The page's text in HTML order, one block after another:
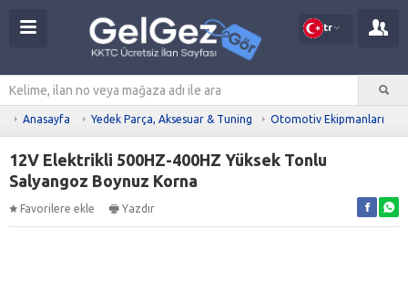
tr
Anasayfa Yedek Parça, Aksesuar & Tuning Otomotiv Ekipmanları
12V Elektrikli 500HZ-400HZ Yüksek Tonlu
Salyangoz Boynuz Korna
Favorilere ekle Yazdır